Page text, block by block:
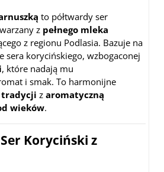
to półtwardy ser
z pełnego mleka
z regionu Podlasia. Bazuje na
sera korycińskiego, wzbogaconej
, które nadają mu
i smak. To harmonijne
z aromatyczną
wieków.
Koryciński z